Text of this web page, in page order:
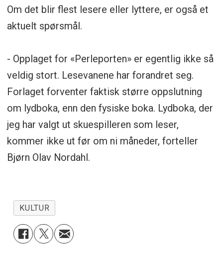
Om det blir flest lesere eller lyttere, er også et
aktuelt spørsmål.
- Opplaget for «Perleporten» er egentlig ikke så
veldig stort. Lesevanene har forandret seg.
Forlaget forventer faktisk større oppslutning
om lydboka, enn den fysiske boka. Lydboka, der
jeg har valgt ut skuespilleren som leser,
kommer ikke ut før om ni måneder, forteller
Bjørn Olav Nordahl.
KULTUR